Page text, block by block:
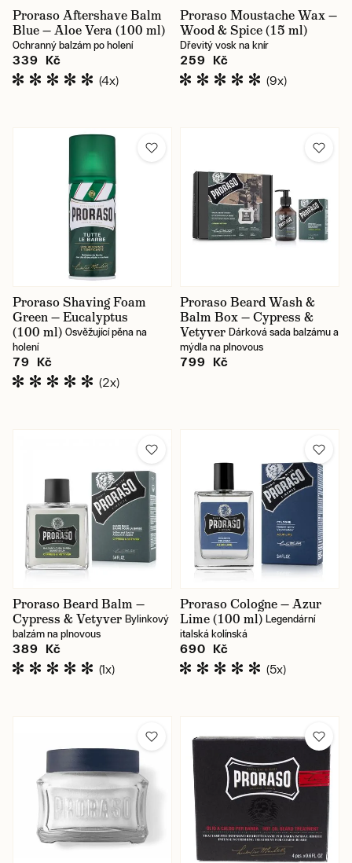
Proraso Aftershave Balm
Blue — Aloe Vera (100 ml)
Ochranný balzám po holení
339 Kč
(4x)
Proraso Moustache Wax —
Wood & Spice (15 ml)
Dřevitý vosk na knír
259 Kč
(9x)
Proraso Shaving Foam
Green — Eucalyptus
(100 ml) Osvěžující pěna na
holení
79 Kč
(2x)
Proraso Beard Wash &
Balm Box — Cypress &
Vetyver Dárková sada balzámu a
mýdla na plnovous
799 Kč
Proraso Beard Balm —
Cypress & Vetyver Bylinkový
balzám na plnovous
389 Kč
(1x)
Proraso Cologne — Azur
Lime (100 ml) Legendární
italská kolínská
690 Kč
(5x)